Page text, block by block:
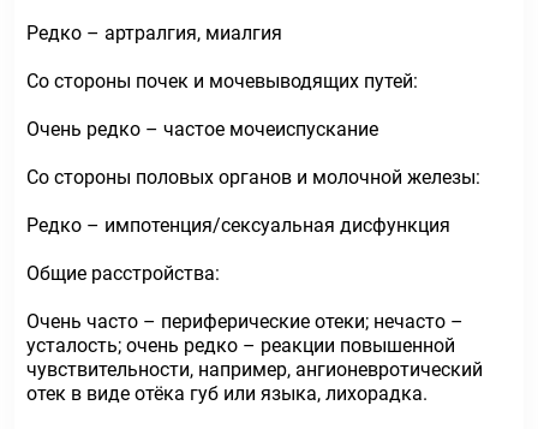
Редко – артралгия, миалгия
Со стороны почек и мочевыводящих путей:
Очень редко – частое мочеиспускание
Со стороны половых органов и молочной железы:
Редко – импотенция/сексуальная дисфункция
Общие расстройства:
Очень часто – периферические отеки; нечасто –
усталость; очень редко – реакции повышенной
чувствительности, например, ангионевротический
отек в виде отёка губ или языка, лихорадка.